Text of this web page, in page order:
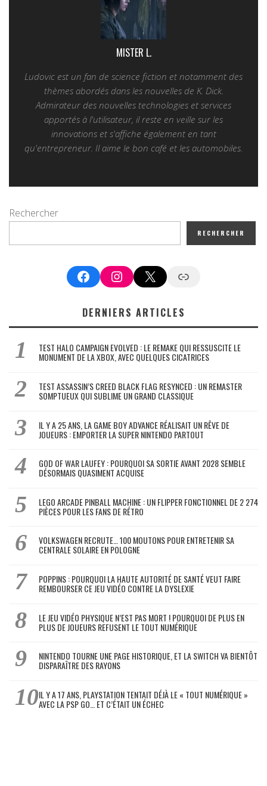
MISTER L.
Ludovic est un fan de science fiction et notamment des
thèmes abordés dans les nouvelles de K. Dick.
Admirateur des nouvelles technologies et services
apportés à l'utilisateur, il reste en veille sur les
innovations et s'affiche également en tant
qu'entrepreneur. Il aime le bon café et les automobiles.
Rechercher
RECHERCHER
FacebookInstagram
X Google News
DERNIERS ARTICLES
TEST HALO CAMPAIGN EVOLVED : LE REMAKE QUI RESSUSCITE LE
MONUMENT DE LA XBOX, AVEC QUELQUES CICATRICES
TEST ASSASSIN’S CREED BLACK FLAG RESYNCED : UN REMASTER
SOMPTUEUX QUI SUBLIME UN GRAND CLASSIQUE
IL Y A 25 ANS, LA GAME BOY ADVANCE RÉALISAIT UN RÊVE DE
JOUEURS : EMPORTER LA SUPER NINTENDO PARTOUT
GOD OF WAR LAUFEY : POURQUOI SA SORTIE AVANT 2028 SEMBLE
DÉSORMAIS QUASIMENT ACQUISE
LEGO ARCADE PINBALL MACHINE : UN FLIPPER FONCTIONNEL DE 2 274
PIÈCES POUR LES FANS DE RÉTRO
VOLKSWAGEN RECRUTE… 100 MOUTONS POUR ENTRETENIR SA
CENTRALE SOLAIRE EN POLOGNE
POPPINS : POURQUOI LA HAUTE AUTORITÉ DE SANTÉ VEUT FAIRE
REMBOURSER CE JEU VIDÉO CONTRE LA DYSLEXIE
LE JEU VIDÉO PHYSIQUE N’EST PAS MORT ! POURQUOI DE PLUS EN
PLUS DE JOUEURS REFUSENT LE TOUT NUMÉRIQUE
NINTENDO TOURNE UNE PAGE HISTORIQUE, ET LA SWITCH VA BIENTÔT
DISPARAÎTRE DES RAYONS
IL Y A 17 ANS, PLAYSTATION TENTAIT DÉJÀ LE « TOUT NUMÉRIQUE »
AVEC LA PSP GO… ET C’ÉTAIT UN ÉCHEC